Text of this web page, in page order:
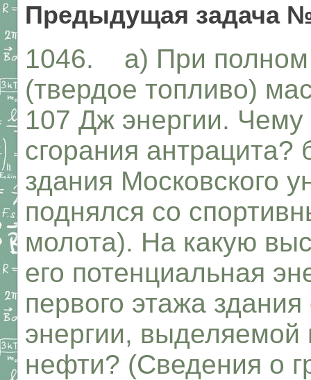
Предыдущая задача
1046. а) При полном
(твердое топливо)
107 Дж энергии. Чему
сгорания
здания Московского
поднялся со
молота). На какую
его потенциальная
первого этажа
энергии, выделяемой
нефти? (Сведения о